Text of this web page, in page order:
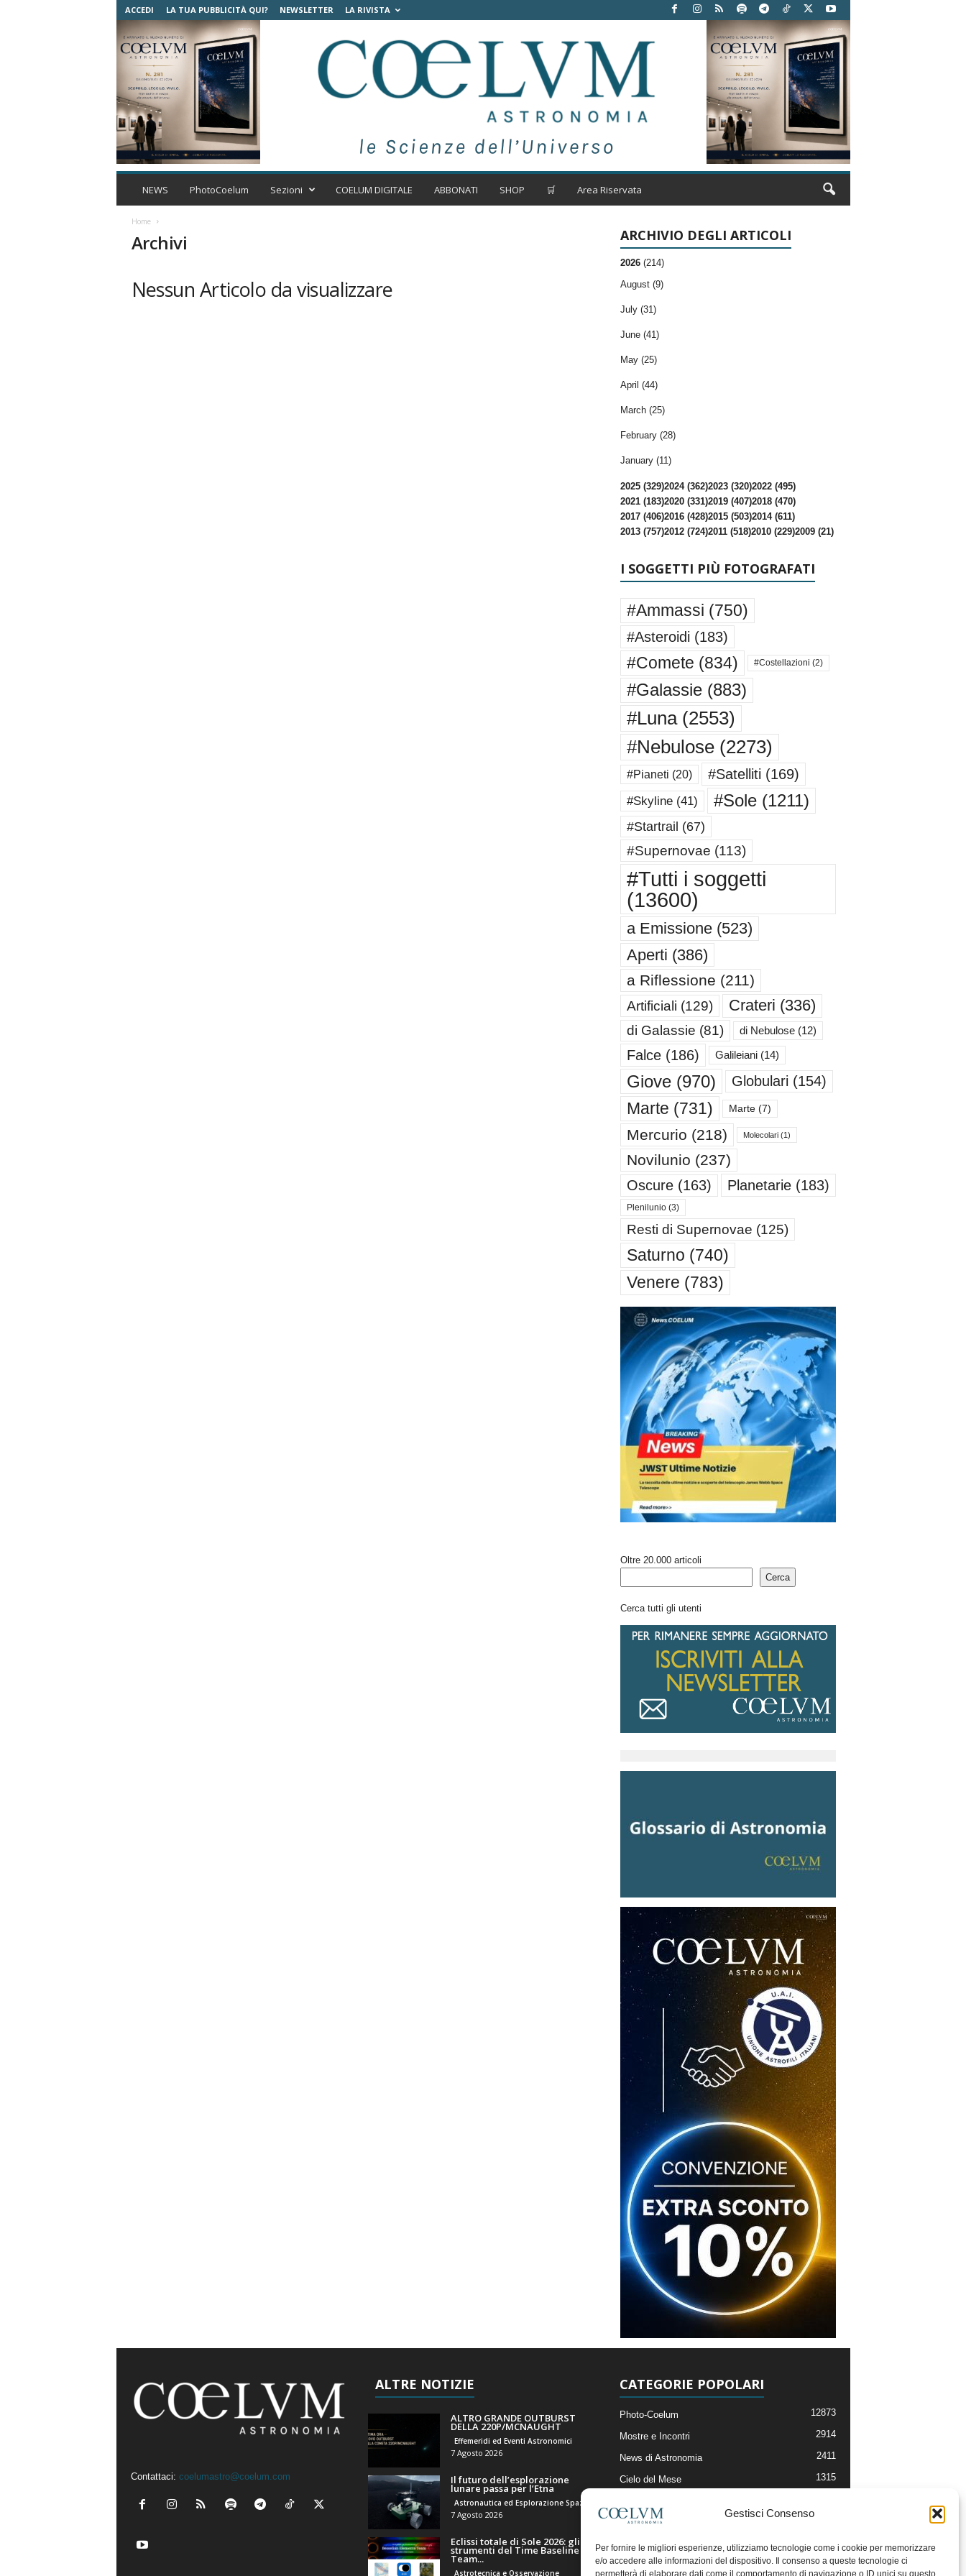
Gestisci Consenso
Per fornire le migliori esperienze, utilizziamo tecnologie come i cookie per memorizzare
e/o accedere alle informazioni del dispositivo. Il consenso a queste tecnologie ci
permetterà di elaborare dati come il comportamento di navigazione o ID unici su questo
ACCEDI LA TUA PUBBLICITÀ QUI? NEWSLETTER LA RIVISTA
C
t
NEWS PhotoCoelum Sezioni COELUM DIGITALE ABBONATI SHOP 🛒 Area Riservata
Home
Archivi
Nessun Articolo da visualizzare
ARCHIVIO DEGLI ARTICOLI
2026 (214)
August (9)
July (31)
June (41)
May (25)
April (44)
March (25)
February (28)
January (11)
2025 (329)2024 (362)2023 (320)2022 (495)
2021 (183)2020 (331)2019 (407)2018 (470)
2017 (406)2016 (428)2015 (503)2014 (611)
2013 (757)2012 (724)2011 (518)2010 (229)2009 (21)
I SOGGETTI PIÙ FOTOGRAFATI
#Ammassi (750)
#Asteroidi (183)
#Comete (834) #Costellazioni (2)
#Galassie(883)
#Luna(2553)
#Nebulose(2273)
#Pianeti (20) #Satelliti (169)
#Skyline(41) #Sole(1211)
#Startrail (67)
#Supernovae (113)
#Tutti i soggetti
(13600)
a Emissione(523)
Aperti (386)
a Riflessione (211)
Artificiali (129) Crateri (336)
di Galassie (81) di Nebulose(12)
Falce(186) Galileiani(14)
Giove(970) Globulari (154)
Marte (731) Marte(7)
Mercurio (218) Molecolari(1)
Novilunio (237)
Oscure(163) Planetarie(183)
Plenilunio(3)
Resti di Supernovae (125)
Saturno (740)
Venere (783)
Oltre 20.000 articoli
Cerca
Cerca tutti gli utenti
Contattaci: coelumastro@coelum.com
ALTRE NOTIZIE
ALTRO GRANDE OUTBURST
DELLA 220P/MCNAUGHT
Effemeridi ed Eventi Astronomici
7 Agosto 2026
Il futuro dell’esplorazione
lunare passa per l’Etna
7 Agosto 2026
Eclissi totale di Sole 2026: gli
strumenti del Time Baseline
Team...
Astrotecnica e Osservazione
CATEGORIE POPOLARI
Photo-Coelum 12873
Mostre e Incontri 2914
News di Astronomia 2411
Cielo del Mese 1315
Articoli e Risorse On-Line
Il Blog della Redazione